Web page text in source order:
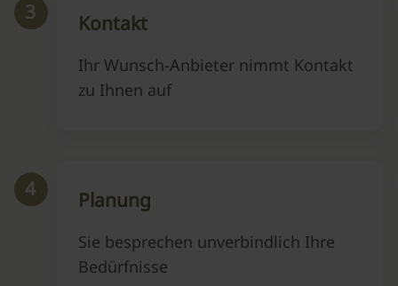
3 Kontakt
Ihr Wunsch-Anbieter nimmt Kontakt
zu Ihnen auf
4 Planung
Sie besprechen unverbindlich Ihre
Bedürfnisse